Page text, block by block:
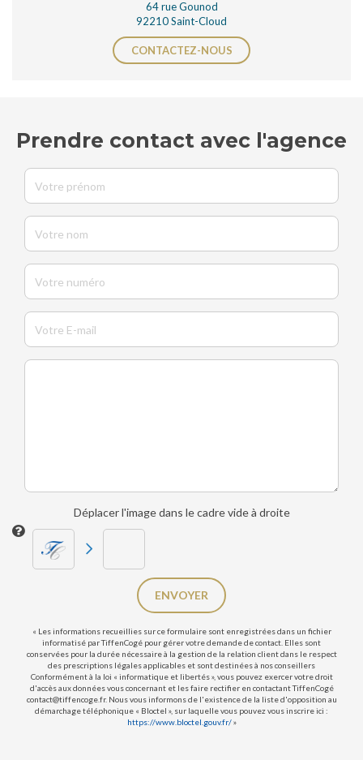
64 rue Gounod
92210 Saint-Cloud
CONTACTEZ-NOUS
Prendre contact avec l'agence
Déplacer l'image dans le cadre vide à droite
ENVOYER
« Les informations recueillies sur ce formulaire sont enregistrées dans un fichier
informatisé par TiffenCogé pour gérer votre demande de contact. Elles sont
conservées pour la durée nécessaire à la gestion de la relation client dans le respect
des prescriptions légales applicables et sont destinées à nos conseillers
Conformément à la loi « informatique et libertés », vous pouvez exercer votre droit
d'accès aux données vous concernant et les faire rectifier en contactant TiffenCogé
contact@tiffencoge.fr. Nous vous informons de l'existence de la liste d'opposition au
démarchage téléphonique « Bloctel », sur laquelle vous pouvez vous inscrire ici :
https://www.bloctel.gouv.fr/»